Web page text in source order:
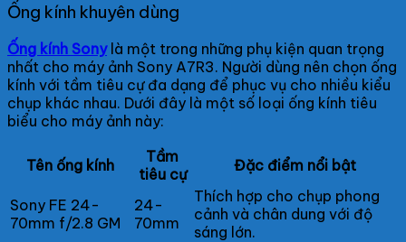
Ống kính khuyên dùng
Ống kính Sonylà một trong những phụ kiện quan trọng
nhất cho máy ảnh Sony A7R3. Người dùng nên chọn ống
kính với tầm tiêu cự đa dạng để phục vụ cho nhiều kiểu
chụp khác nhau. Dưới đây là một số loại ống kính tiêu
biểu cho máy ảnh này:
Tên ống kính
Tầm
tiêu cự
Đặc điểm nổi bật
Sony FE 24-
70mm f/2.8 GM
24-
70mm
Thích hợp cho chụp phong
cảnh và chân dung với độ
sáng lớn.